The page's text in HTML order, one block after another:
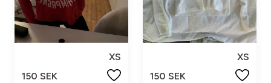
XS
150 SEK
XS
150 SEK